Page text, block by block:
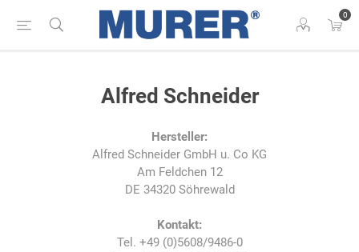
0
Alfred Schneider
Hersteller:
Alfred Schneider GmbH u. Co KG
Am Feldchen 12
DE 34320 Söhrewald
Kontakt:
Tel. +49 (0)5608/9486-0